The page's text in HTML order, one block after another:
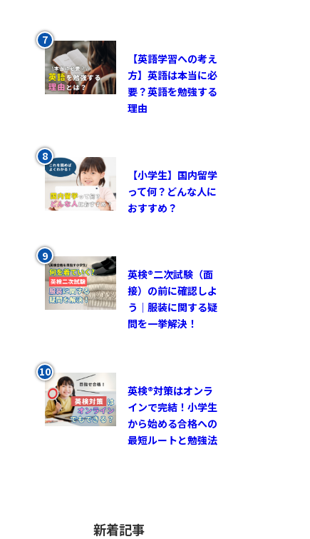
【英語学習への考え
方】英語は本当に必
要？英語を勉強する
理由
【小学生】国内留学
って何？どんな人に
おすすめ？
英検®︎二次試験（面
接）の前に確認しよ
う｜服装に関する疑
問を一挙解決！
英検®対策はオンラ
インで完結！小学生
から始める合格への
最短ルートと勉強法
新着記事